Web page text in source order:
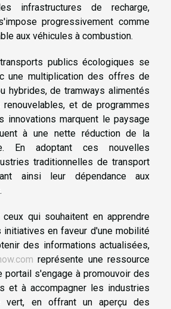
infrastructures de recharge,
progressivement comme
aux véhicules à combustion.
publics écologiques se
une multiplication des offres de
hybrides, de tramways alimentés
et de programmes
innovations marquent le paysage
à une nette réduction de la
En adoptant ces nouvelles
traditionnelles de transport
ainsi leur dépendance aux
qui souhaitent en apprendre
initiatives en faveur d'une mobilité
des informations actualisées,
représente une ressource
portail s'engage à promouvoir des
et à accompagner les industries
vert, en offrant un aperçu des